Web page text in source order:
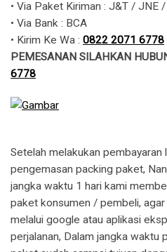
• Via Paket Kiriman : J&T / JNE /
• Via Bank : BCA
• Kirim Ke Wa : ​​ 0822 2071 6778
PEMESANAN SILAHKAN
6778
Setelah melakukan
pengemasan packing paket,
jangka waktu 1 hari kami
paket konsumen / pembeli,
melalui google atau aplikasi
perjalanan, Dalam jangka waktu